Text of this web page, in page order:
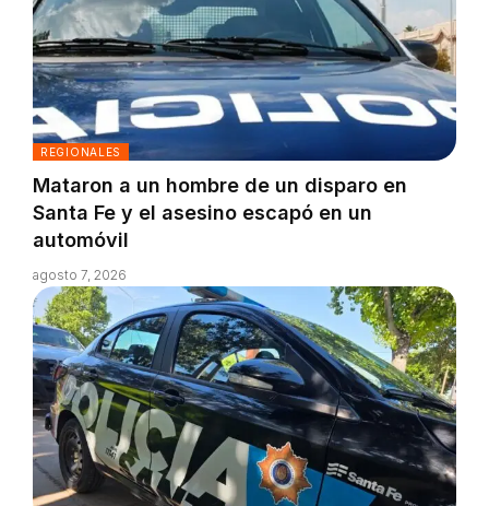
REGIONALES
Mataron a un hombre de un disparo en
Santa Fe y el asesino escapó en un
automóvil
agosto 7, 2026